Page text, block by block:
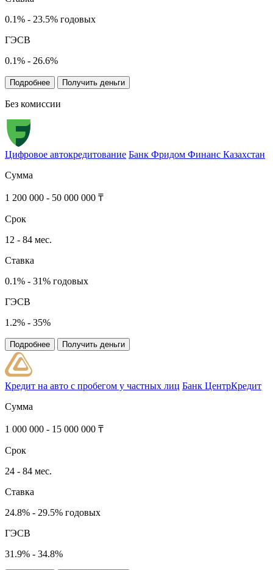
0.1% - 23.5% годовых
ГЭСВ
0.1% - 26.6%
Подробнее Получить деньги
Без комиссии
Цифровое автокредитование Банк Фридом Финанс Казахстан
Сумма
1 200 000 - 50 000 000 ₸
Срок
12 - 84 мес.
Ставка
0.1% - 31% годовых
ГЭСВ
1.2% - 35%
Подробнее Получить деньги
Кредит на авто с пробегом у частных лиц Банк ЦентрКредит
Сумма
1 000 000 - 15 000 000 ₸
Срок
24 - 84 мес.
Ставка
24.8% - 29.5% годовых
ГЭСВ
31.9% - 34.8%